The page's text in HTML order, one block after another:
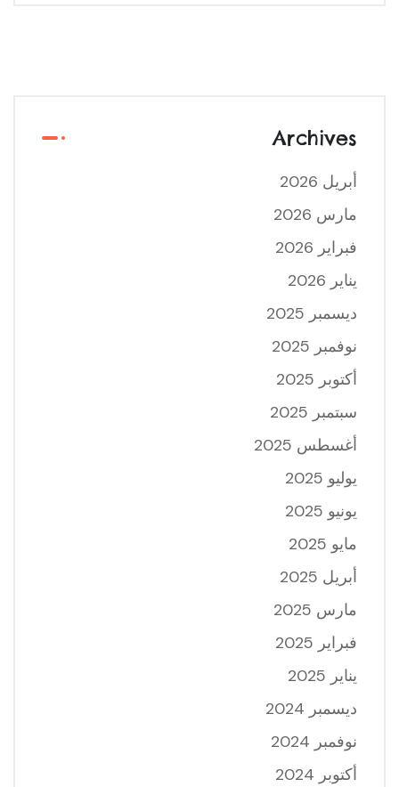
Archives
أبريل 2026
مارس 2026
فبراير 2026
يناير 2026
ديسمبر 2025
نوفمبر 2025
أكتوبر 2025
سبتمبر 2025
أغسطس 2025
يوليو 2025
يونيو 2025
مايو 2025
أبريل 2025
مارس 2025
فبراير 2025
يناير 2025
ديسمبر 2024
نوفمبر 2024
أكتوبر 2024